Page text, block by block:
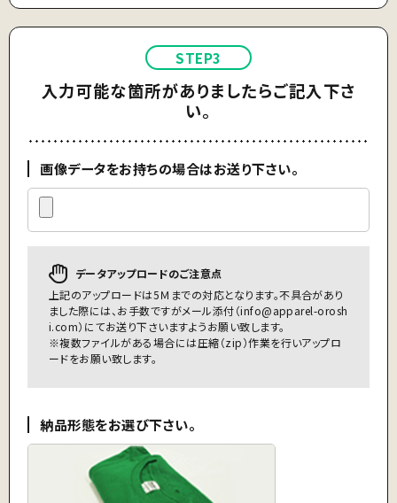
STEP3
入力可能な箇所がありましたらご記入下さ
い。
画像データをお持ちの場合はお送り下さい。
データアップロードのご注意点
上記のアップロードは5Ｍまでの対応となります。不具合があり
ました際には、お手数ですがメール添付（info@apparel-orosh
i.com）にてお送り下さいますようお願い致します。
※複数ファイルがある場合には圧縮（zip）作業を行いアップロ
ードをお願い致します。
納品形態をお選び下さい。